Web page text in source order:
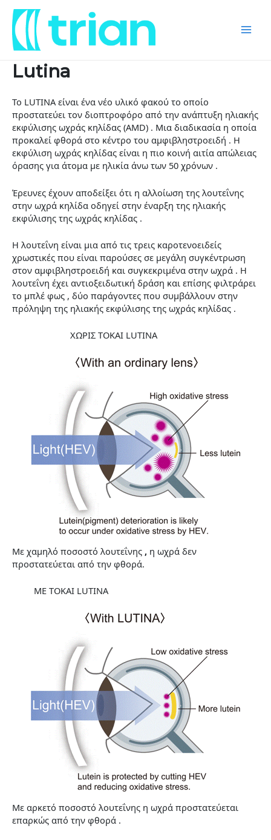
content
Lutina
Το LUTINA είναι ένα νέο υλικό φακού το οποίο
προστατεύει τον διοπτροφόρο από την ανάπτυξη ηλιακής
εκφύλισης ωχράς κηλίδας (AMD) . Μια διαδικασία η οποία
προκαλεί φθορά στο κέντρο του αμφιβληστροειδή . Η
εκφύλιση ωχράς κηλίδας είναι η πιο κοινή αιτία απώλειας
όρασης για άτομα με ηλικία άνω των 50 χρόνων .
Έρευνες έχουν αποδείξει ότι η αλλοίωση της λουτεΐνης
στην ωχρά κηλίδα οδηγεί στην έναρξη της ηλιακής
εκφύλισης της ωχράς κηλίδας .
Η λουτεΐνη είναι μια από τις τρεις καροτενοειδείς
χρωστικές που είναι παρούσες σε μεγάλη συγκέντρωση
στον αμφιβληστροειδή και συγκεκριμένα στην ωχρά . Η
λουτεΐνη έχει αντιοξειδωτική δράση και επίσης φιλτράρει
το μπλέ φως , δύο παράγοντες που συμβάλλουν στην
πρόληψη της ηλιακής εκφύλισης της ωχράς κηλίδας .
ΧΩΡΙΣ ΤΟΚΑΙ LUTINA
Με χαμηλό ποσοστό λουτεΐνης , η ωχρά δεν
προστατεύεται από την φθορά.
ΜΕ ΤΟΚΑΙ LUTINA
Με αρκετό ποσοστό λουτεΐνης η ωχρά προστατεύεται
επαρκώς από την φθορά .